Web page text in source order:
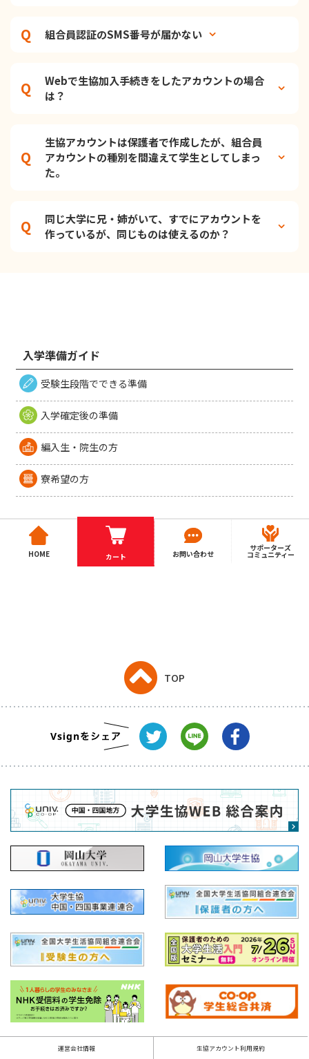
組合員認証のSMS番号が届かない
Webで生協加入手続きをしたアカウントの場合
は？
生協アカウントは保護者で作成したが、組合員
アカウントの種別を間違えて学生としてしまっ
た。
同じ大学に兄・姉がいて、すでにアカウントを
作っているが、同じものは使えるのか？
入学準備ガイド
受験生段階でできる準備
入学確定後の準備
編入生・院生の方
寮希望の方
HOME カート お問い合わせ
サポーターズ
コミュニティー
TOP
運営会社情報 生協アカウント利用規約